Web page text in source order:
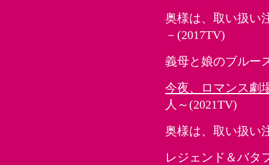
奥様は、取い扱い
－(2017TV)
義母と娘のブルー
今夜、ロマンス劇
人～(2021TV)
奥様は、取い扱
レジェンド＆バ